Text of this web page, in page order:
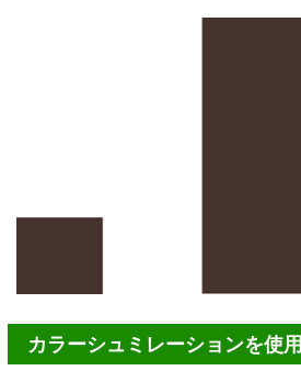
カラーシュミレーションを使用